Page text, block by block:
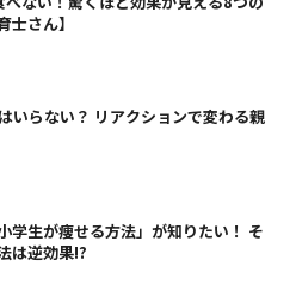
士さん】
いらない？ リアクションで変わる親
学生が痩せる方法」が知りたい！ そ
は逆効果!?